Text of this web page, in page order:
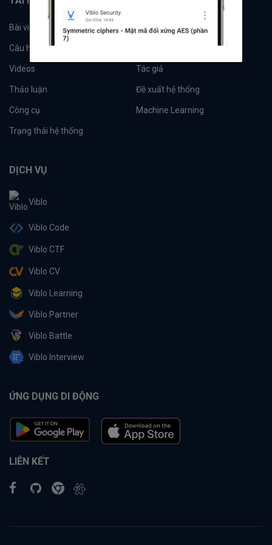
Bài viết Tổ chức
Câu hỏi
Videos Tác giả
Thảo luận Đề xuất hệ thống
Công cụ Machine Learning
Trạng thái hệ thống
DỊCH VỤ
Viblo
Viblo Code
Viblo CTF
Viblo CV
Viblo Learning
Viblo Partner
Viblo Battle
Viblo Interview
ỨNG DỤNG DI ĐỘNG
LIÊN KẾT